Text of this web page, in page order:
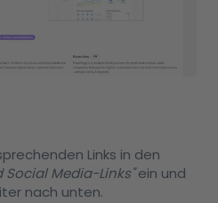
Links in den
Social Media-Links"ein und
nach unten.